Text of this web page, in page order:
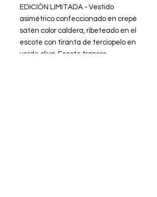
EDICIÓN LIMITADA - Vestido
asimétrico confeccionado en crepé
satén color caldera, ribeteado en el
escote con tiranta de terciopelo en
verde oliva. Escote trasero